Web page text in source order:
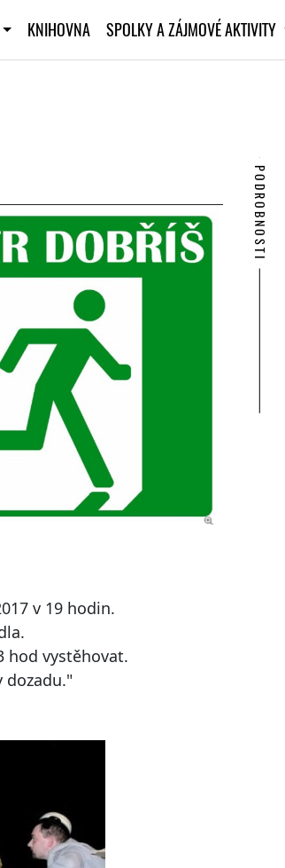
KNIHOVNA SPOLKY A ZÁJMOVÉ AKTIVITY
v 19 hodin.
hod vystěhovat.
dozadu."
PODROBNOSTI